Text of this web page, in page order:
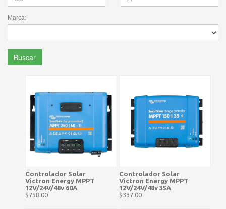
Marca:
Buscar
Controlador Solar
Victron Energy MPPT
12V/24V/48v 60A
$758.00
Controlador Solar
Victron Energy MPPT
12V/24V/48v 35A
$337.00